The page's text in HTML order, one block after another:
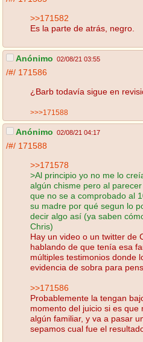
>>171582
Es la parte de atrás, negro.
Anónimo 02/08/21 03:55
/#/ 171586
¿Barb todavía sigue en
>>>171588
Anónimo 02/08/21 04:17
/#/ 171588
>>171578
>Al principio yo no me lo
algún chisme pero al
que no se a comprobado al
su madre por qué segun lo
decir algo así (ya saben
Chris)
Hay un video o un twitter de
hablando de que tenía esa
múltiples testimonios donde
evidencia de sobra para
>>171586
Probablemente la tengan
momento del juicio si es que
algún familiar, y va a pasar
sepamos cual fue el